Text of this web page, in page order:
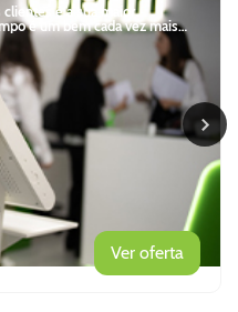
clientes é a sua maior
é um bem cada vez mais
um processo de aluguer
da reserva à devolução do
realizado através de websites,
dos clientes.
Ver oferta